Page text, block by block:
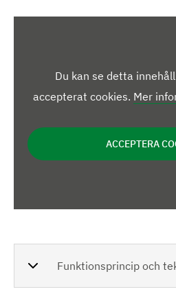
l
d
Du kan se detta
accepterat cookies. Mer
ACCEPTERA
Funktionsprincip och